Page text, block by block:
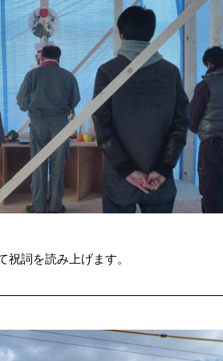
祝詞を読み上げます。